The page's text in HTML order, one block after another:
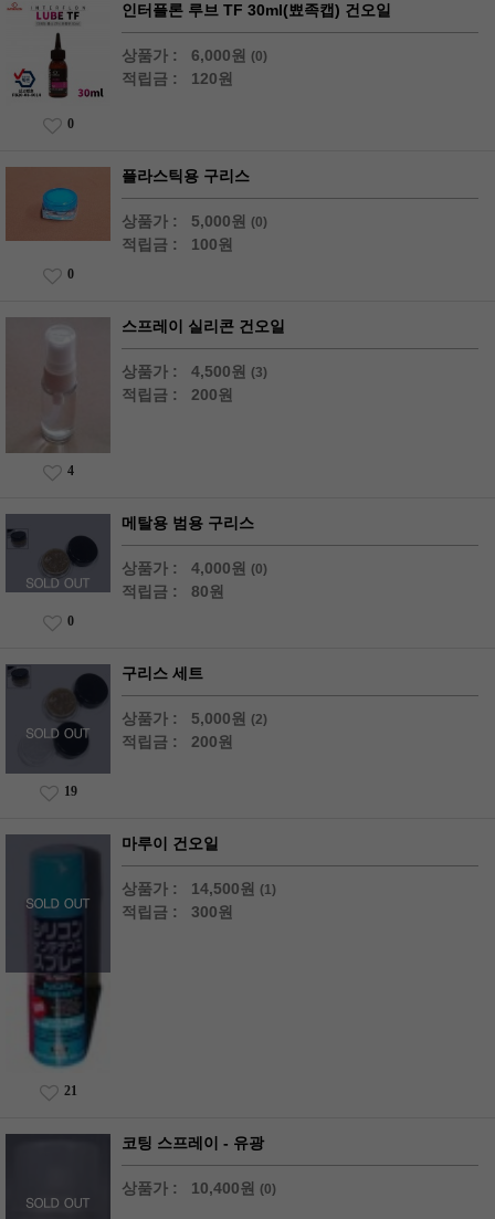
인터플론 루브 TF 30ml(뾰족캡) 건오일
상품가 : 6,000원 (0)
적립금 : 120원
0
플라스틱용 구리스
상품가 : 5,000원 (0)
적립금 : 100원
0
스프레이 실리콘 건오일
상품가 : 4,500원 (3)
적립금 : 200원
4
메탈용 범용 구리스
상품가 : 4,000원 (0)
적립금 : 80원
0
구리스 세트
상품가 : 5,000원 (2)
적립금 : 200원
19
마루이 건오일
상품가 : 14,500원 (1)
적립금 : 300원
21
코팅 스프레이 - 유광
상품가 : 10,400원 (0)